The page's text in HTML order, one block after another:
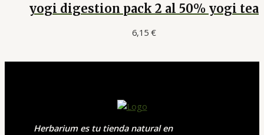
yogi digestion pack 2 al 50% yogi tea
6,15 €
Herbarium es tu tienda natural en